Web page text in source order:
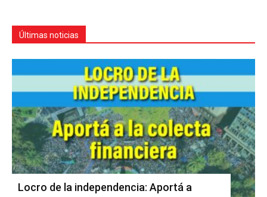
Últimas noticias
Locro de la independencia: Aportá a